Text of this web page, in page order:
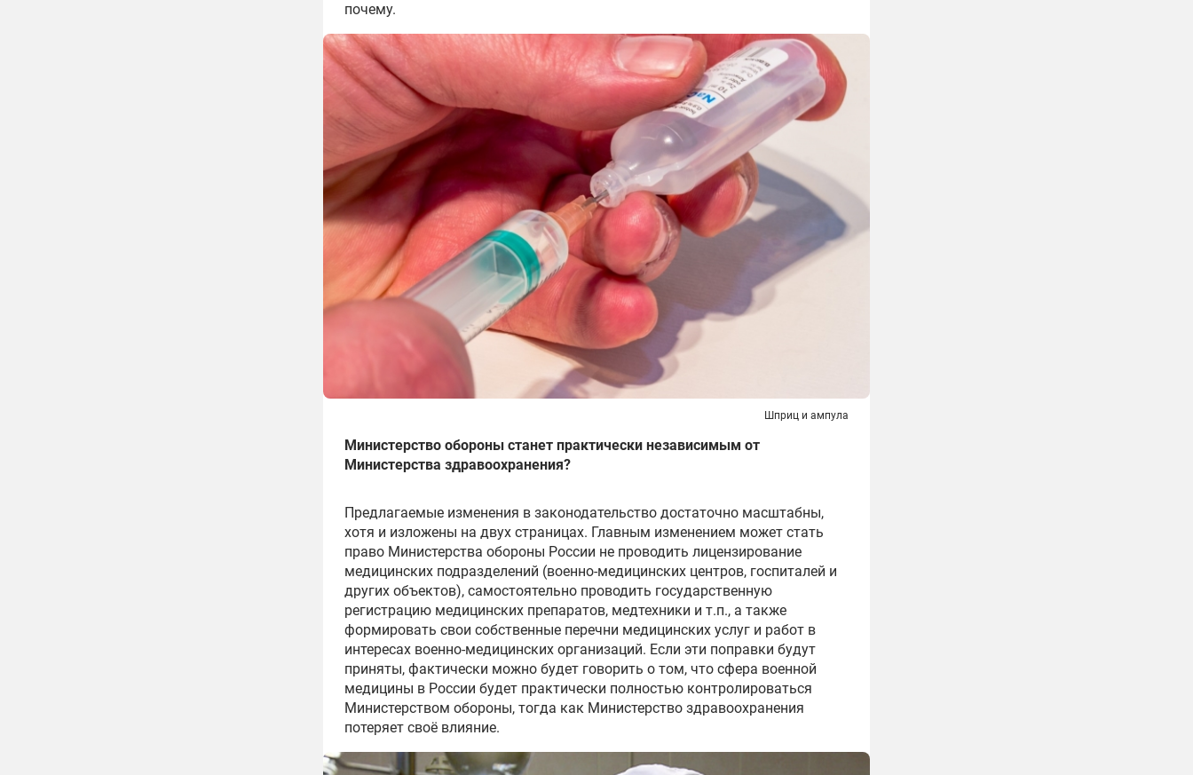
почему.
Шприц и ампула
Министерство обороны станет практически независимым от
Министерства здравоохранения?
Предлагаемые изменения в законодательство достаточно масштабны,
хотя и изложены на двух страницах. Главным изменением может стать
право Министерства обороны России не проводить лицензирование
медицинских подразделений (военно-медицинских центров, госпиталей и
других объектов), самостоятельно проводить государственную
регистрацию медицинских препаратов, медтехники и т.п., а также
формировать свои собственные перечни медицинских услуг и работ в
интересах военно-медицинских организаций. Если эти поправки будут
приняты, фактически можно будет говорить о том, что сфера военной
медицины в России будет практически полностью контролироваться
Министерством обороны, тогда как Министерство здравоохранения
потеряет своё влияние.